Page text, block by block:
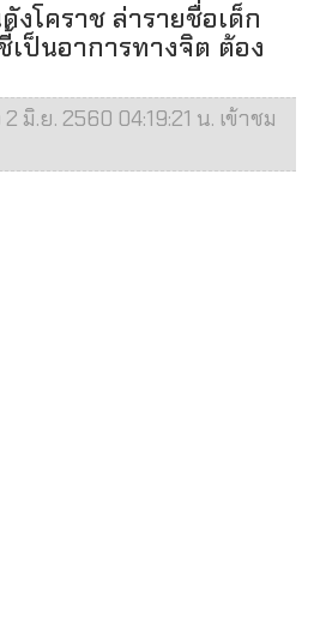
งโคราช ล่ารายชื่อเด็ก
เป็นอาการทางจิต ต้อง
มิ.ย. 2560 04:19:21 น. เข้าชม